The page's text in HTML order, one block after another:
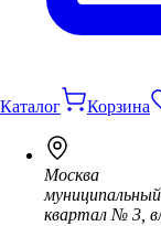
Каталог Корзина
Москва
квартал № 3,